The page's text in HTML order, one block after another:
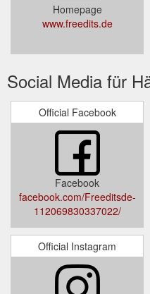
Homepage
www.freedits.de
Social Media für
Official Facebook
Facebook
facebook.com/Freeditsde-
112069830337022/
Official Instagram